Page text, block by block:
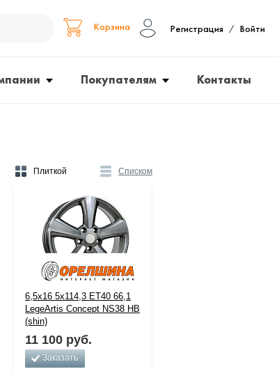
Корзина Регистрация / Войти
Покупателям Контакты
Плиткой Списком
6,5x16 5x114,3 ET40 66,1
LegeArtis Concept NS38 HB
(shin)
11 100 руб.
Заказать